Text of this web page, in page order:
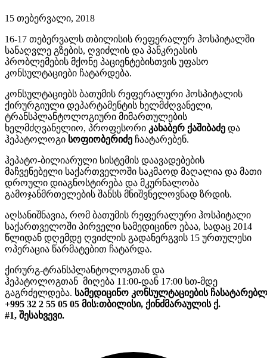
15 თებერვალი, 2018
16-17 თებერვალს თბილისის რეფერალურ ჰოსპიტალში
სანაღვლე გზების, ღვიძლის და პანკრეასის
პრობლემების მქონე პაციენტებისთვის უფასო
კონსულტაციები ჩატარდება.
კონსულტაციებს ბათუმის რეფერალური ჰოსპიტალის
ქირურგიული დეპარტამენტის ხელმძღვანელი,
ტრანსპლანტოლოგიური მიმართულების
ხელმძღვანელიო, პროფესორი კახაბერ ქაშიბაძე და
ჰეპატოლოგი სოფიობერიძე ჩაატარებენ.
ჰეპატო-ბილიარული სისტემის დაავადებების
მაჩვენებელი საქართველოში საკმაოდ მაღალია და მათი
დროული დიაგნოსტირება და მკურნალობა
გამოჯანმრთელების შანსს მნიშვნელოვნად ზრდის.
აღსანიშნავია, რომ ბათუმის რეფერალური ჰოსპიტალი
საქართველოში პირველი სამედიცინო ებაა, სადაც 2014
წლიდან დღემდე ღვიძლის გადანერგვის 15 ურთულესი
ოპერაცია წარმატებით ჩატარდა.
ქირურგ-ტრანსპლანტოლოგთან და
ჰეპატოლოგთან მიღება 11:00-დან 17:00 სთ-მდე
გაგრძელდება. სამედიცინო კონსულტაციების
+995 32 2 55 05 05 მის:თბილისი, ქინძმარაულის ქ.
#1, შესახვევი.